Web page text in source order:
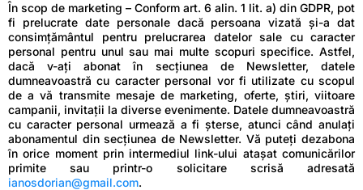
În scop de marketing – Conform art. 6 alin. 1 lit. a) din GDPR, pot
fi prelucrate date personale dacă persoana vizată și-a dat
consimțământul pentru prelucrarea datelor sale cu caracter
personal pentru unul sau mai multe scopuri specifice. Astfel,
dacă v-ați abonat în secțiunea de Newsletter, datele
dumneavoastră cu caracter personal vor fi utilizate cu scopul
de a vă transmite mesaje de marketing, oferte, știri, viitoare
campanii, invitații la diverse evenimente. Datele dumneavoastră
cu caracter personal urmează a fi șterse, atunci când anulați
abonamentul din secțiunea de Newsletter. Vă puteți dezabona
în orice moment prin intermediul link-ului atașat comunicărilor
primite sau printr-o solicitare scrisă adresată
ianosdorian@gmail.com.